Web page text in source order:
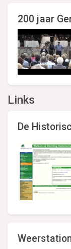
200 jaar
Links
De